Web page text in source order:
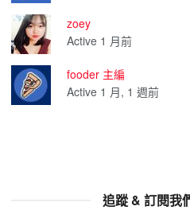
zoey
Active 1 月前
fooder 主編
Active 1 月, 1 週前
追蹤 & 訂閱我